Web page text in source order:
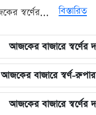
স্বর্ণের...
বিস্তারিত
আজকের বাজারে
আজকের বাজারে স্বর্ণ-
আজকের বাজারে